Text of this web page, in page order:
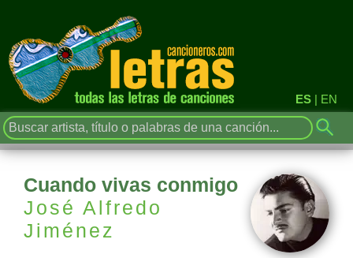
ES | EN
Cuando vivas conmigo
José Alfredo
Jiménez